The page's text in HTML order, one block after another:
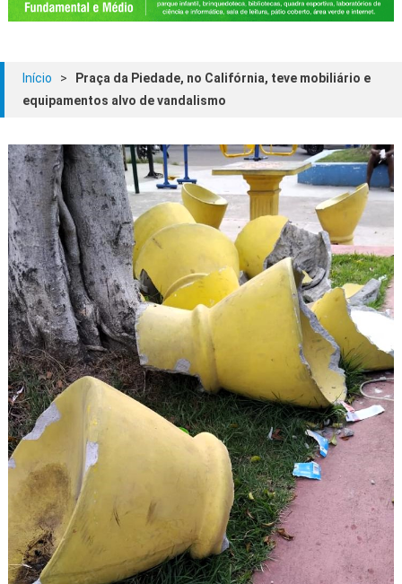
Início >
Praça da Piedade, no Califórnia, teve mobiliário e
equipamentos alvo de vandalismo